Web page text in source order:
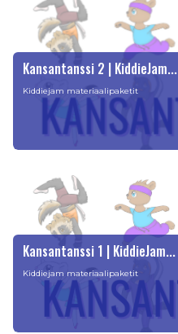
Kansantanssi 2 | KiddieJam...
Kiddiejam materiaalipaketit
Kansantanssi 1 | KiddieJam...
Kiddiejam materiaalipaketit